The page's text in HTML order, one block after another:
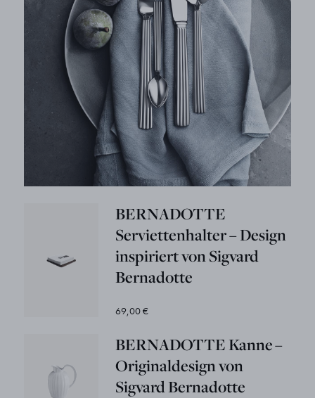
BERNADOTTE
Serviettenhalter – Design
inspiriert von Sigvard
Bernadotte
69,00 €
BERNADOTTE Kanne –
Originaldesign von
Sigvard Bernadotte